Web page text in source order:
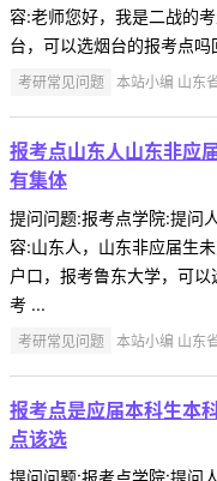
容:老师您好，我是二战的
台，可以选烟台的报考点
考研常见问题 本站小编 山东
报考点山东人山东非应
有集体
提问问题:报考点学院:提
容:山东人，山东非应届生
户口，报考鲁东大学，可
考 ...
考研常见问题 本站小编 山东
报考点是应届本科生本
点该选
提问问题:报考点学院:提